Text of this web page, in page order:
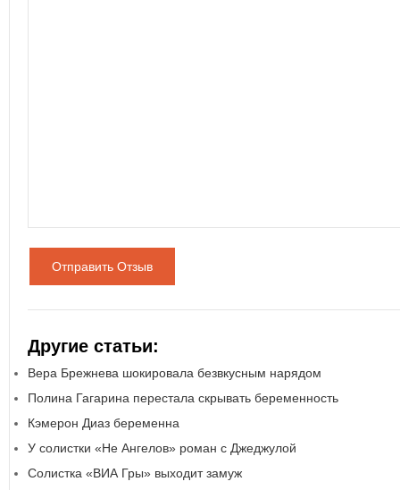
Отправить Отзыв
Другие статьи:
Вера Брежнева шокировала безвкусным нарядом
Полина Гагарина перестала скрывать беременность
Кэмерон Диаз беременна
У солистки «Не Ангелов» роман с Джеджулой
Солистка «ВИА Гры» выходит замуж